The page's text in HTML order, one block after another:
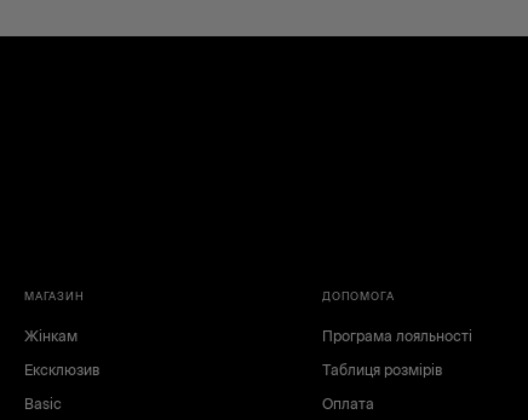
МАГАЗИН
Жінкам
Ексклюзив
Basic
ДОПОМОГА
Програма лояльності
Таблиця розмірів
Оплата